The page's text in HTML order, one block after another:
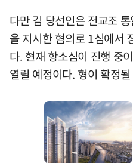
다만 김 당선인은 전교조
을 지시한 혐의로 1심에서
다. 현재 항소심이 진행 중
열릴 예정이다. 형이 확정